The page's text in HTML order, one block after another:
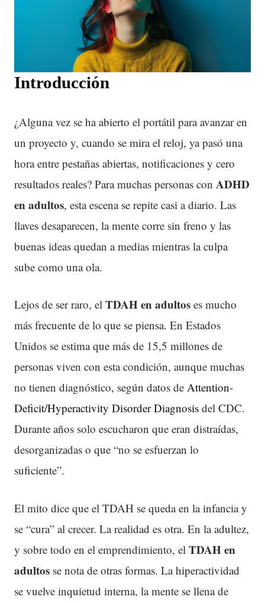
Introducción
¿Alguna vez se ha abierto el portátil para avanzar en
un proyecto y, cuando se mira el reloj, ya pasó una
hora entre pestañas abiertas, notificaciones y cero
resultados reales? Para muchas personas con ADHD
en adultos, esta escena se repite casi a diario. Las
llaves desaparecen, la mente corre sin freno y las
buenas ideas quedan a medias mientras la culpa
sube como una ola.
Lejos de ser raro, el TDAH en adultos es mucho
más frecuente de lo que se piensa. En Estados
Unidos se estima que más de 15,5 millones de
personas viven con esta condición, aunque muchas
no tienen diagnóstico, según datos de Attention-
Deficit/Hyperactivity Disorder Diagnosis del CDC.
Durante años solo escucharon que eran distraídas,
desorganizadas o que “no se esfuerzan lo
suficiente”.
El mito dice que el TDAH se queda en la infancia y
se “cura” al crecer. La realidad es otra. En la adultez,
y sobre todo en el emprendimiento, el TDAHen
adultos se nota de otras formas. La hiperactividad
se vuelve inquietud interna, la mente se llena de